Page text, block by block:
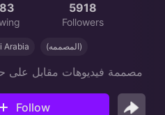
5918
Followers
Arabia (المصممه)
مصممة فيديوهات مقابل على
Follow